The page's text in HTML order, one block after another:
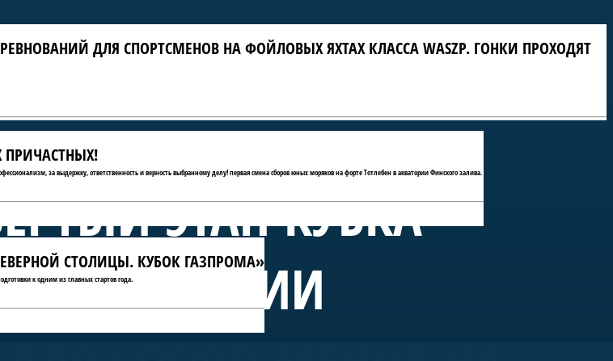
ЭТАП КУБКА
— СЕРИИ
ДЛЯ СПОРТСМЕНОВ НА ФОЙЛОВЫХ ЯХТАХ КЛАССА WASZP. ГОНКИ ПРОХОДЯТ
ПРИЧАСТНЫХ!
за выдержку, ответственность и верность выбранному делу! первая смена сборов юных моряков на форте Тотлебен в акватории Финского залива.
СТОЛИЦЫ. КУБОК ГАЗПРОМА»
к одним из главных стартов года.